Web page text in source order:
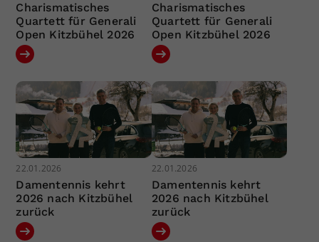
Charismatisches
Quartett für Generali
Open Kitzbühel 2026
Charismatisches
Quartett für Generali
Open Kitzbühel 2026
22.01.2026
Damentennis kehrt
2026 nach Kitzbühel
zurück
22.01.2026
Damentennis kehrt
2026 nach Kitzbühel
zurück